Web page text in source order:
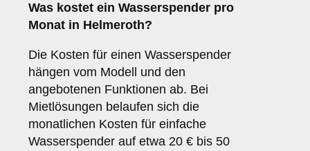
Was kostet ein Wasserspender pro
Monat in Helmeroth?
Die Kosten für einen Wasserspender
hängen vom Modell und den
angebotenen Funktionen ab. Bei
Mietlösungen belaufen sich die
monatlichen Kosten für einfache
Wasserspender auf etwa 20 € bis 50